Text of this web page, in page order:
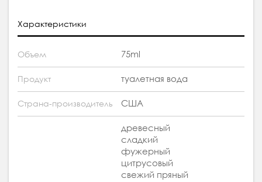
Характеристики
Объем 75ml
Продукт туалетная вода
Страна-производитель США
древесный
сладкий
фужерный
цитрусовый
свежий пряный